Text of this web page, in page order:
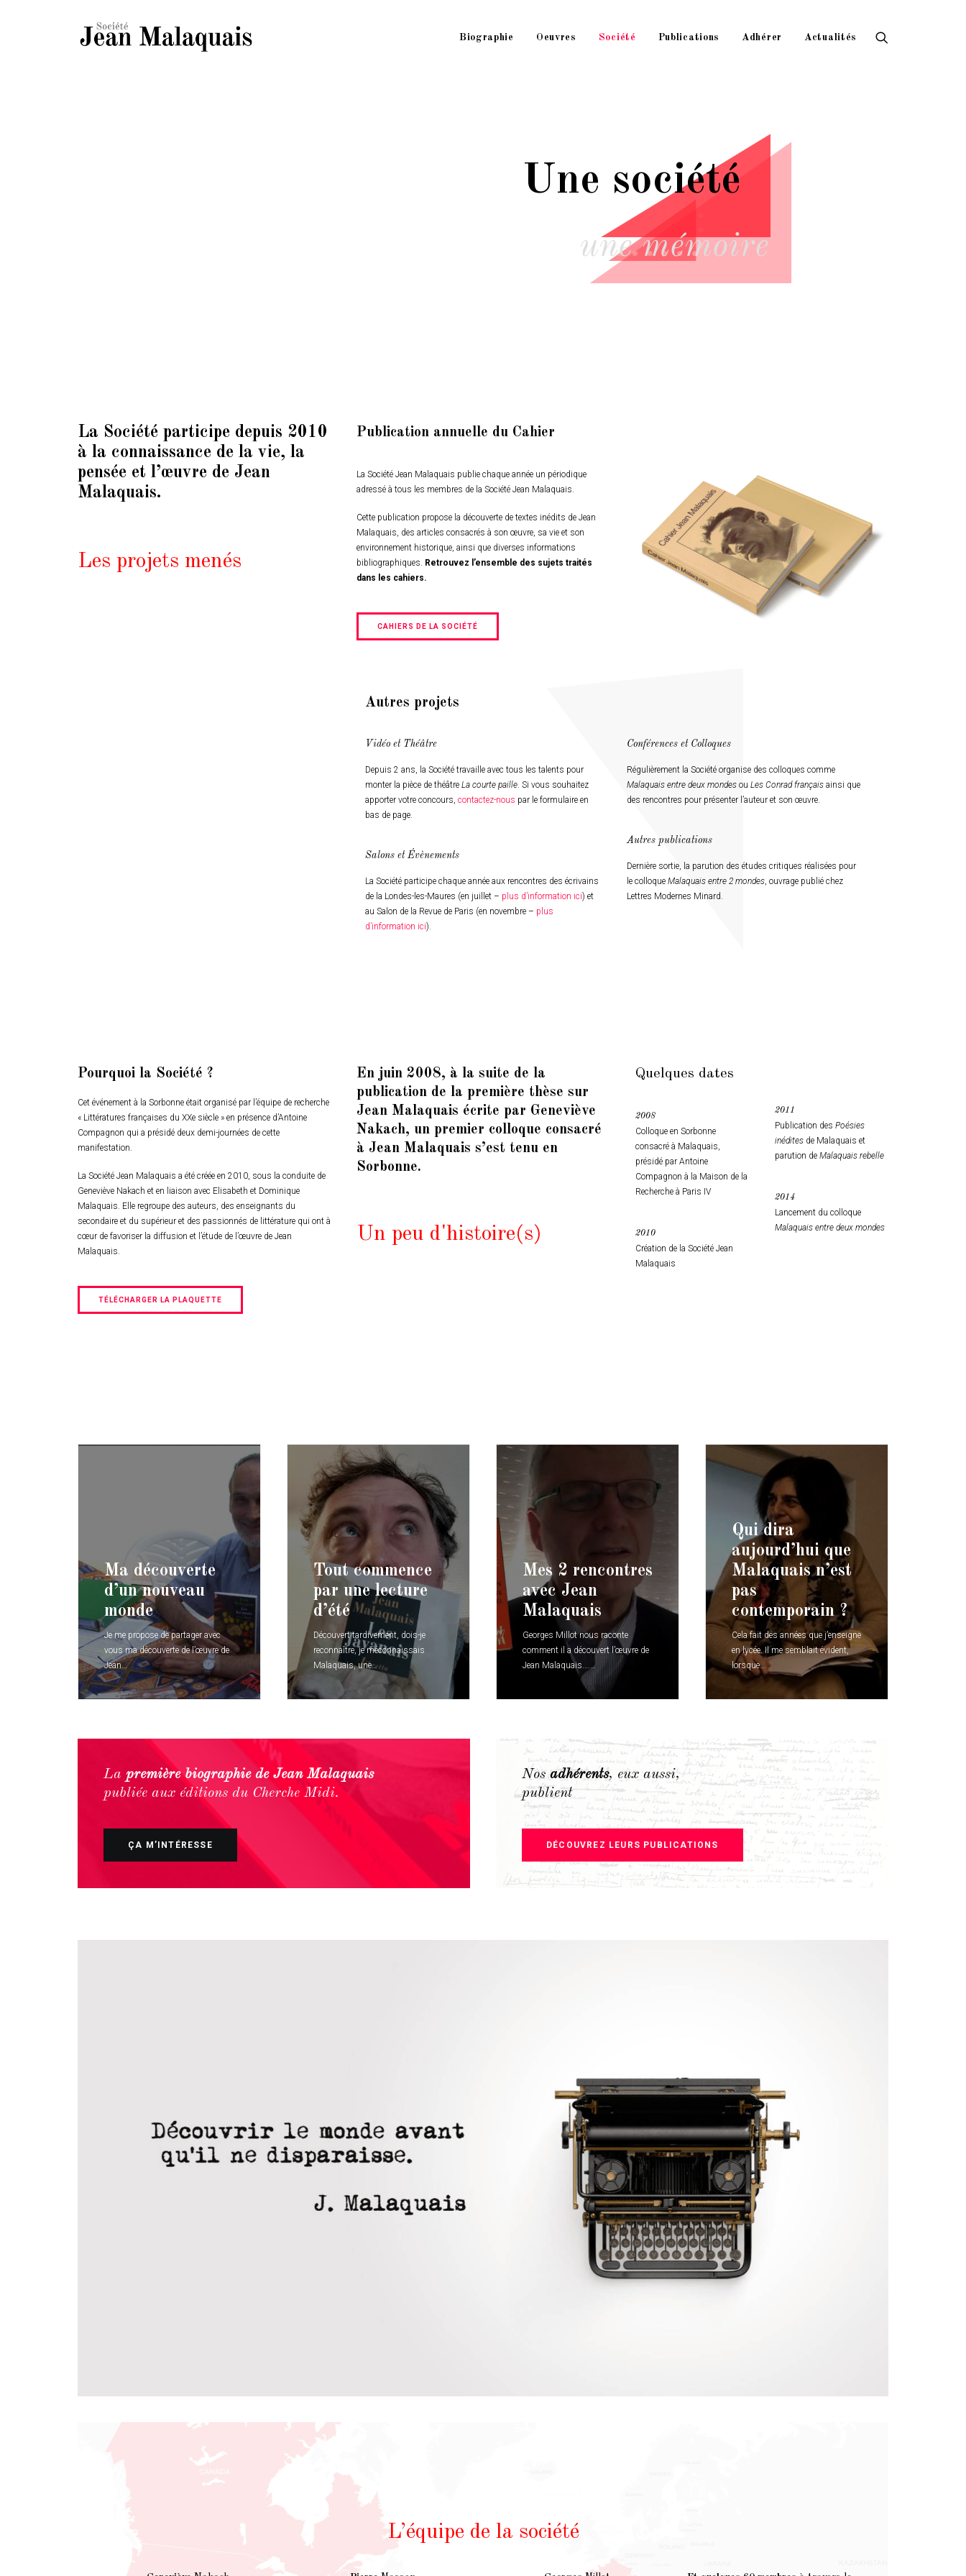
Biographie Oeuvres Société Publications Adhérer Actualités
Une société
une mémoire
La Société participe depuis 2010
à la connaissance de la vie, la
pensée et l’œuvre de Jean
Malaquais.
Les projets menés
Publication annuelle du Cahier
La Société Jean Malaquais publie chaque année un périodique
adressé à tous les membres de la Société Jean Malaquais.
Cette publication propose la découverte de textes inédits de Jean
Malaquais, des articles consacrés à son œuvre, sa vie et son
environnement historique, ainsi que diverses informations
bibliographiques. Retrouvez l’ensemble des sujets traités
dans les cahiers.
CAHIERS DE LA SOCIÉTÉ
Autres projets
Vidéo et Théâtre
Depuis 2 ans, la Société travaille avec tous les talents pour
monter la pièce de théâtre La courte paille. Si vous souhaitez
apporter votre concours, contactez-nous par le formulaire en
bas de page.
Salons et Évènements
La Société participe chaque année aux rencontres des écrivains
de la Londes-les-Maures (en juillet – plus d’information ici) et
au Salon de la Revue de Paris (en novembre – plus
d’information ici).
Conférences et Colloques
Régulièrement la Société organise des colloques comme
Malaquais entre deux mondes ou Les Conrad français ainsi que
des rencontres pour présenter l’auteur et son œuvre.
Autres publications
Dernière sortie, la parution des études critiques réalisées pour
le colloque Malaquais entre 2 mondes, ouvrage publié chez
Lettres Modernes Minard.
Pourquoi la Société ?
Cet événement à la Sorbonne était organisé par l’équipe de recherche
« Littératures françaises du XXe siècle » en présence d’Antoine
Compagnon qui a présidé deux demi-journées de cette
manifestation.
La Société Jean Malaquais a été créée en 2010, sous la conduite de
Geneviève Nakach et en liaison avec Elisabeth et Dominique
Malaquais. Elle regroupe des auteurs, des enseignants du
secondaire et du supérieur et des passionnés de littérature qui ont à
cœur de favoriser la diffusion et l’étude de l’œuvre de Jean
Malaquais.
TÉLÉCHARGER LA PLAQUETTE
En juin 2008, à la suite de la
publication de la première thèse sur
Jean Malaquais écrite par Geneviève
Nakach, un premier colloque consacré
à Jean Malaquais s’est tenu en
Sorbonne.
Un peu d'histoire(s)
Quelques dates
2008
Colloque en Sorbonne
consacré à Malaquais,
présidé par Antoine
Compagnon à la Maison de la
Recherche à Paris IV
2010
Création de la Société Jean
Malaquais
2011
Publication des Poésies
inédites de Malaquais et
parution de Malaquais rebelle
2014
Lancement du colloque
Malaquais entre deux mondes
Ma découverte
d’un nouveau
monde
Je me propose de partager avec
vous ma découverte de l’œuvre de
Jean…
Tout commence
par une lecture
d’été
Découvert tardivement, dois-je
reconnaître, je méconnaissais
Malaquais, une…
Mes 2 rencontres
avec Jean
Malaquais
Georges Millot nous raconte
comment il a découvert l’œuvre de
Jean Malaquais.……
Qui dira
aujourd’hui que
Malaquais n’est
pas
contemporain ?
Cela fait des années que j’enseigne
en lycée. Il me semblait évident,
lorsque…
La première biographie de Jean Malaquais
publiée aux éditions du Cherche Midi.
ÇA M’INTÉRESSE
Nosadhérents, eux aussi,
publient
DÉCOUVREZ LEURS PUBLICATIONS
L’équipe de la société